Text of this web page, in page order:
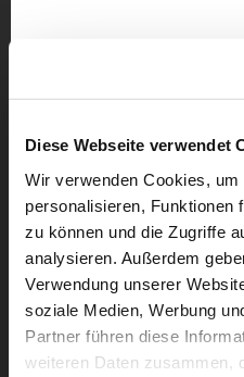
Diese Webseite verwendet
Wir verwenden Cookies,
personalisieren, Funktionen
zu können und die Zugriffe
analysieren. Außerdem
Verwendung unserer
soziale Medien, Werbung
Partner führen diese
weiteren Daten zusammen,